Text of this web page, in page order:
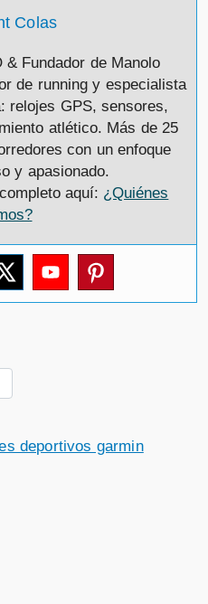
Colas
Fundador de Manolo
de running y especialista
relojes GPS, sensores,
atlético. Más de 25
con un enfoque
y apasionado.
aquí: ¿Quiénes